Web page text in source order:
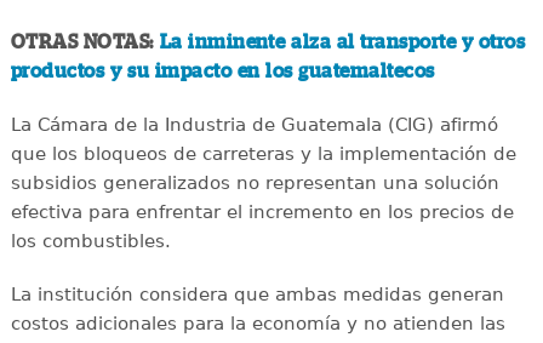
OTRAS NOTAS: La inminente alza al transporte y otros
productos y su impacto en los guatemaltecos
La Cámara de la Industria de Guatemala (CIG) afirmó
que los bloqueos de carreteras y la implementación de
subsidios generalizados no representan una solución
efectiva para enfrentar el incremento en los precios de
los combustibles.
La institución considera que ambas medidas generan
costos adicionales para la economía y no atienden las